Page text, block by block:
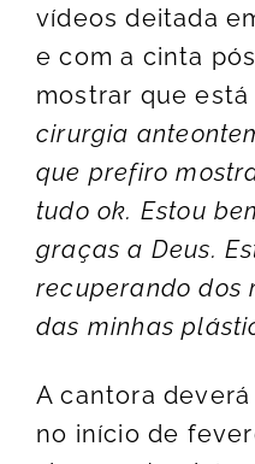
vídeos deitada
e com a cinta
mostrar que está
cirurgia
que prefiro
tudo ok. Estou
graças a Deus.
recuperando dos
das minhas
A cantora
no início de